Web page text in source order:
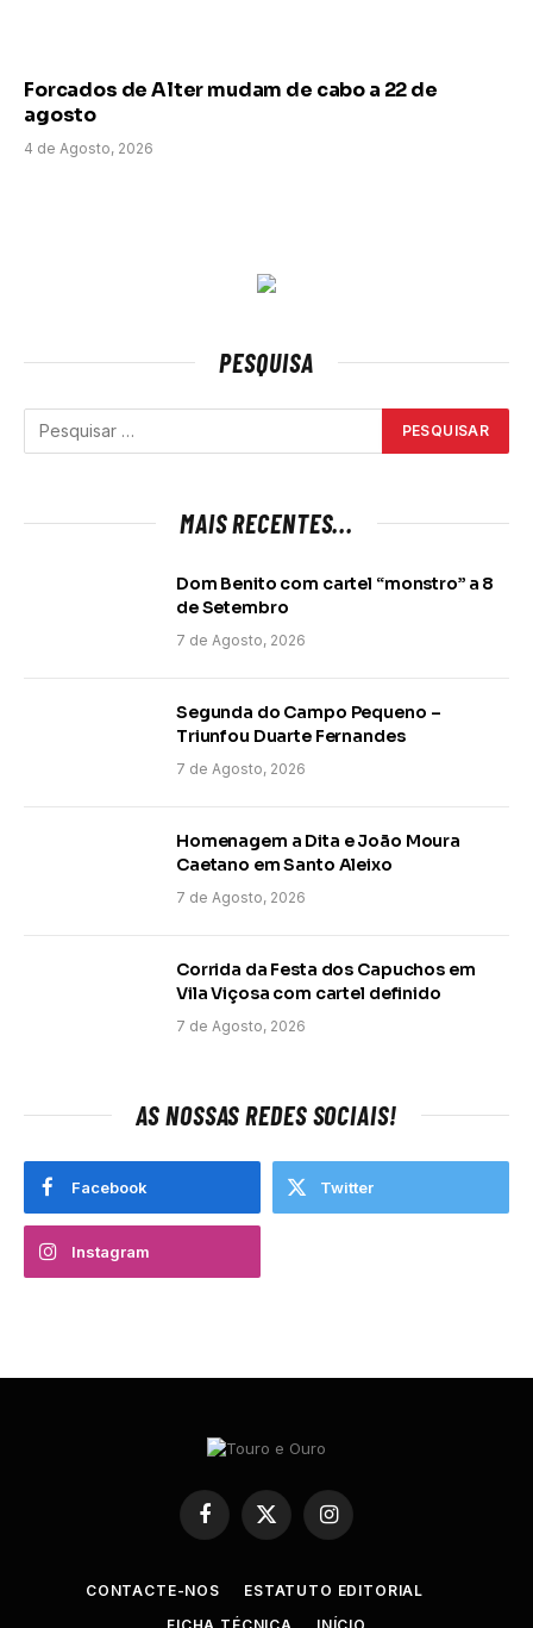
Forcados de Alter mudam de cabo a 22 de
agosto
4 de Agosto, 2026
PESQUISA
MAIS RECENTES...
Dom Benito com cartel “monstro” a 8
de Setembro
7 de Agosto, 2026
Segunda do Campo Pequeno –
Triunfou Duarte Fernandes
7 de Agosto, 2026
Homenagem a Dita e João Moura
Caetano em Santo Aleixo
7 de Agosto, 2026
Corrida da Festa dos Capuchos em
Vila Viçosa com cartel definido
7 de Agosto, 2026
AS NOSSAS REDES SOCIAIS!
Facebook Twitter
Instagram
Facebook
X
(Twitter)
Instagram
CONTACTE-NOS
ESTATUTO EDITORIAL